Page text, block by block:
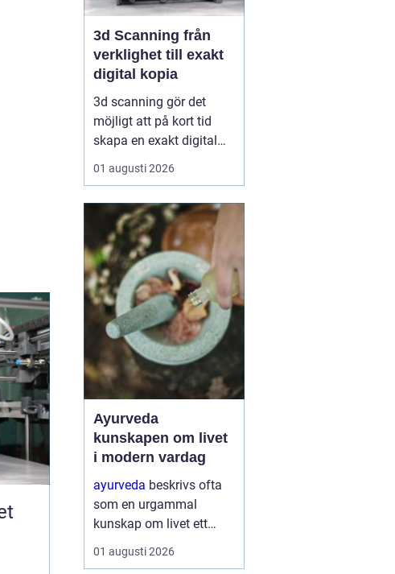
3d Scanning från
verklighet till exakt
digital kopia
3d scanning gör det
möjligt att på kort tid
skapa en exakt digital
kopia av nästan vad
som helst: en liten detalj,
eller en hel fabrik.
Tekniken används i dag
inom industri, bygg,
fastigheter, kulturarv och
infrastruktur för at...
01 augusti 2026
Ayurveda
kunskapen om livet
i modern vardag
ayurveda beskrivs ofta
som en urgammal
kunskap om livet ett
praktiskt system för
hälsa som förenar kropp,
01 augusti 2026